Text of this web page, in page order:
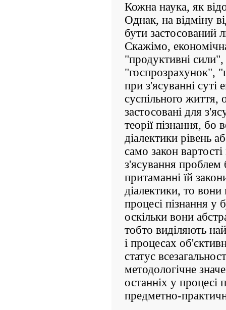
Кожна наука, як
Однак, на відміну
бути застосований
Скажімо,
"продуктивні
"госпрозрахунок",
при з'ясуванні
суспільного життя,
застосовані для
теорії пізнання,
діалектики рівень
само закон
з'ясування проблем
притаманні їй
діалектики, то
процесі пізнання у
оскільки вони
тобто виділяють
і процесах
статус
методологічне
останніх у процесі
предметно-